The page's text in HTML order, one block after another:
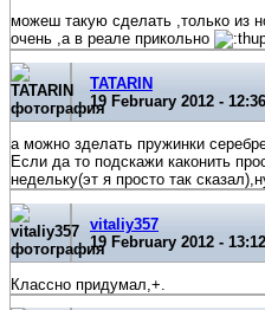
можеш такую сделать ,только из
очень ,а в реале прикольно
TATARIN
19 February 2012 - 12:36
а можно зделать пружинки
Если да то подскажи каконить
недельку(эт я просто так
vitaliy357
19 February 2012 - 13:12
Классно придумал,+.